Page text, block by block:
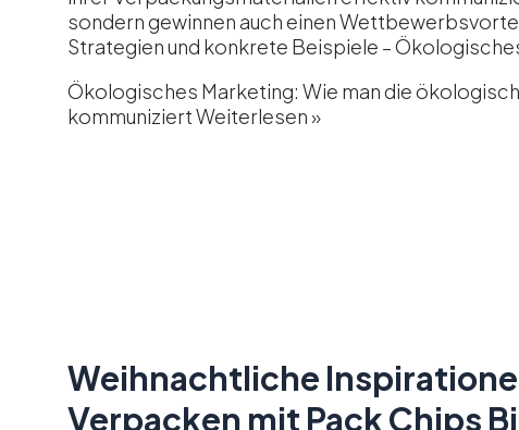
sondern gewinnen auch einen
Strategien und konkrete Beispiele –
Ökologisches Marketing: Wie man die
kommuniziertWeiterlesen »
Weihnachtliche
Verpacken mit Pack Chips